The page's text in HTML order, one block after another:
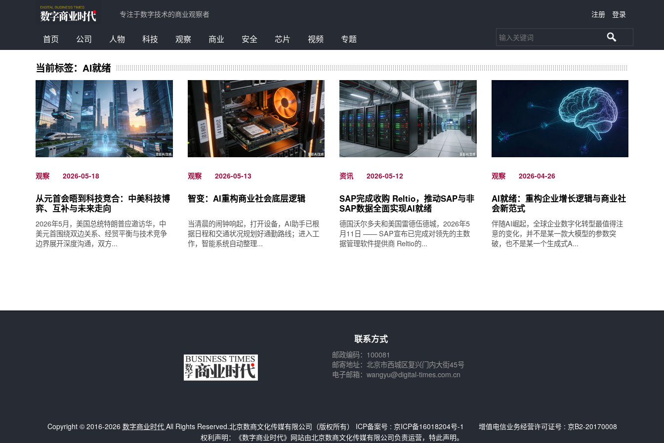
专注于数字技术的商业观察者 注册 登录
首页 公司 人物 科技 观察 商业 安全 芯片 视频 专题
当前标签：AI就绪
观察 2026-05-18
从元首会晤到科技竞合：中美科技博
弈、互补与未来走向
2026年5月，美国总统特朗普应邀访华，中
美元首围绕双边关系、经贸平衡与技术竞争
边界展开深度沟通，双方...
观察 2026-05-13
智变：AI重构商业社会底层逻辑
当清晨的闹钟响起，打开设备，AI助手已根
据日程和交通状况规划好通勤路线；进入工
作，智能系统自动整理...
资讯 2026-05-12
SAP完成收购 Reltio，推动SAP与非
SAP数据全面实现AI就绪
德国沃尔多夫和美国雷德伍德城，2026年5
月11日 —— SAP宣布已完成对领先的主数
据管理软件提供商 Reltio的...
观察 2026-04-26
AI就绪：重构企业增长逻辑与商业社
会新范式
伴随AI崛起，全球企业数字化转型最值得注
意的变化，并不是某一款大模型的参数突
破，也不是某一个生成式A...
联系方式
邮政编码：100081
邮寄地址：北京市西城区复兴门内大街45号
电子邮箱：wangyu@digital-times.com.cn
Copyright © 2016-2026 数字商业时代 All Rights Reserved.北京数商文化传媒有限公司（版权所有） ICP备案号 : 京ICP备16018204号-1
增值电信业务经营许可证号 : 京B2-20170008
权利声明：《数字商业时代》网站由北京数商文化传媒有限公司负责运营，特此声明。